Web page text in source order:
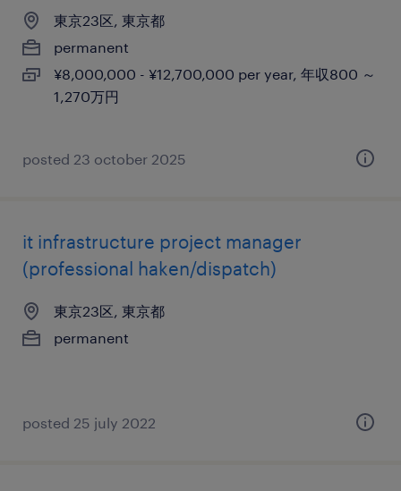
東京23区, 東京都
permanent
¥8,000,000 - ¥12,700,000 per year, 年収800 ～
1,270万円
posted 23 october 2025
it infrastructure project manager
(professional haken/dispatch)
東京23区, 東京都
permanent
posted 25 july 2022